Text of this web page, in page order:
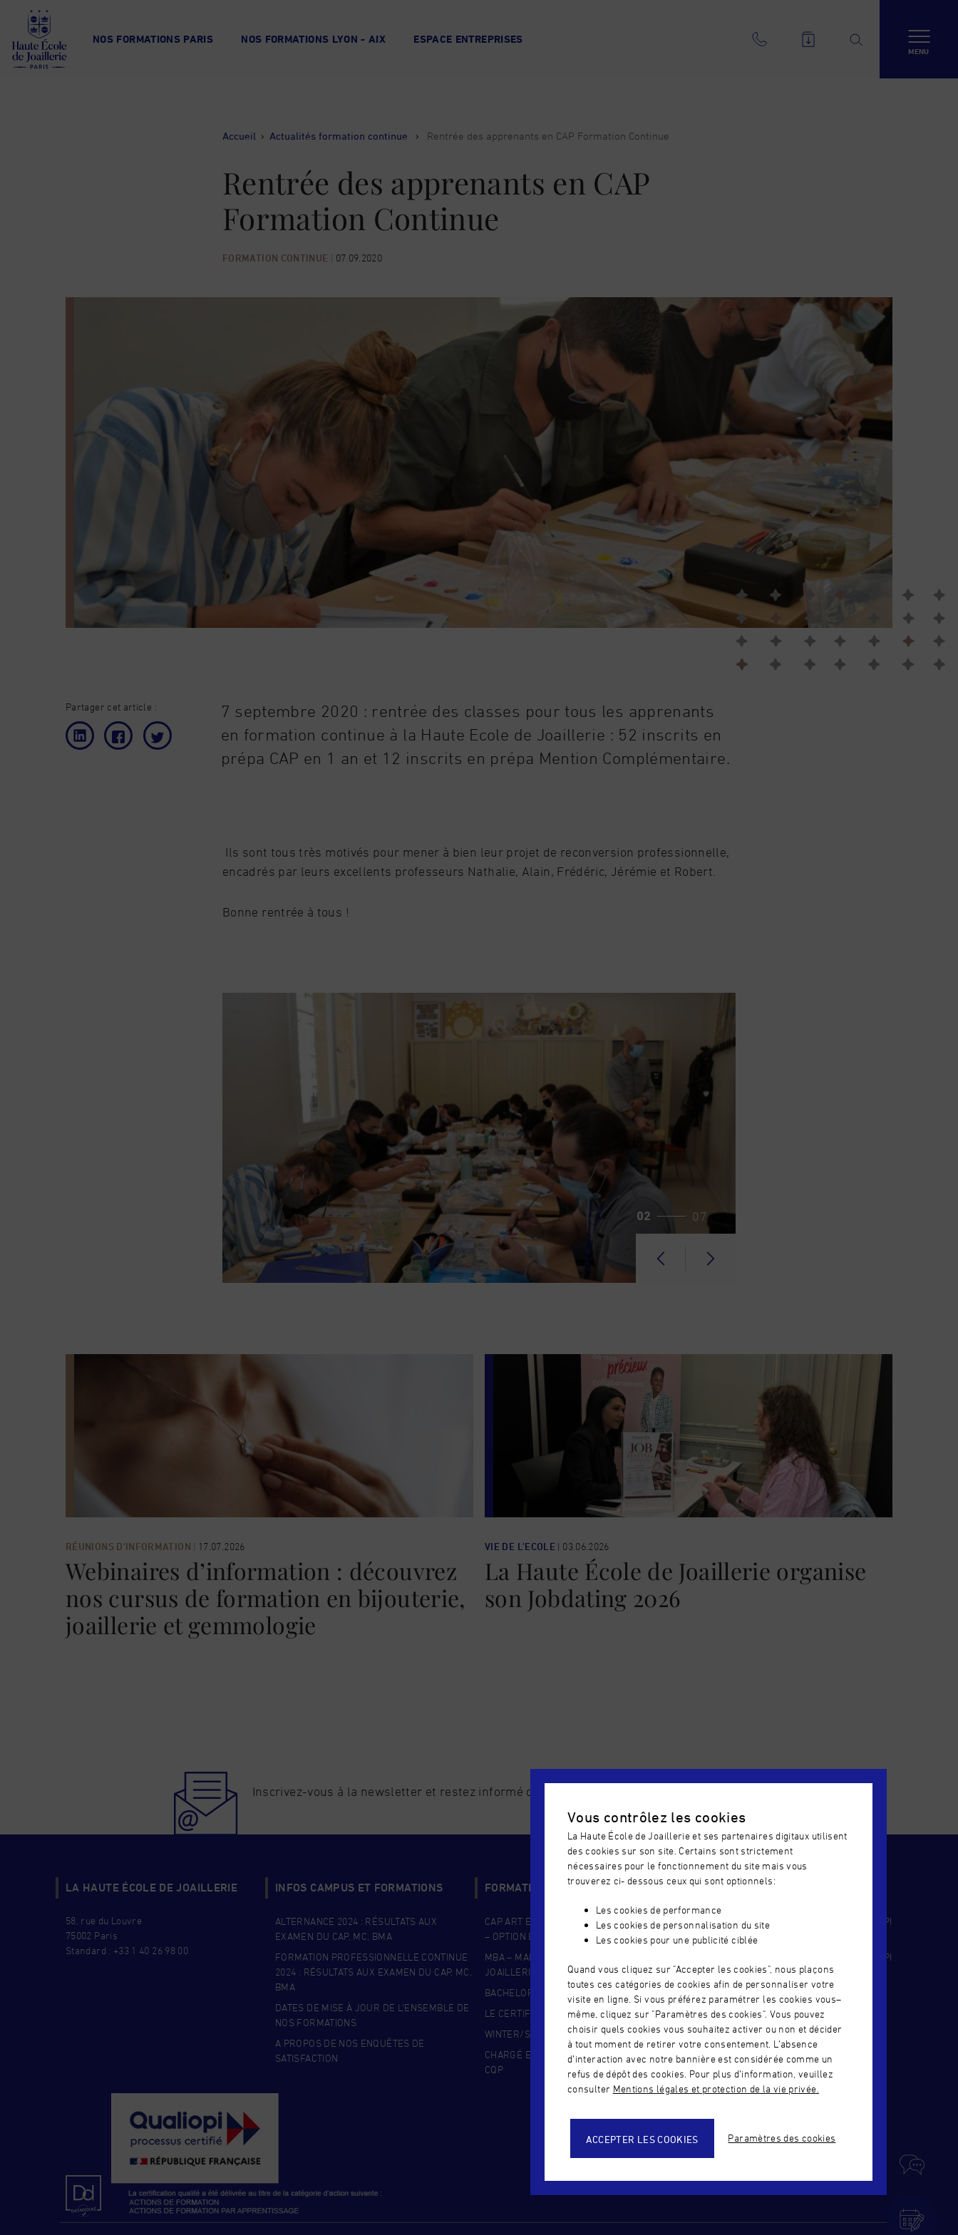
Haute
École
de
Joaillerie
NOS FORMATIONS PARIS NOS FORMATIONS LYON - AIX ESPACE ENTREPRISES
MENU
Accueil › Actualités formation continue › Rentrée des apprenants en CAP Formation Continue
Rentrée des apprenants en CAP
Formation Continue
FORMATION CONTINUE | 07.09.2020
Partager cet article :
7 septembre 2020 : rentrée des classes pour tous les apprenants
en formation continue à la Haute Ecole de Joaillerie : 52 inscrits en
prépa CAP en 1 an et 12 inscrits en prépa Mention Complémentaire.
Ils sont tous très motivés pour mener à bien leur projet de reconversion professionnelle,
encadrés par leurs excellents professeurs Nathalie, Alain, Frédéric, Jérémie et Robert.
Bonne rentrée à tous !
02
07
RÉUNIONS D'INFORMATION | 17.07.2026
Webinaires d’information : découvrez
nos cursus de formation en bijouterie,
joaillerie et gemmologie
VIE DE L'ECOLE | 03.06.2026
La Haute École de Joaillerie organise
son Jobdating 2026
Inscrivez-vous à la newsletter et restez informé de l'actualité de l'école
LA HAUTE ÉCOLE DE JOAILLERIE
58, rue du Louvre
75002 Paris
Standard : +33 1 40 26 98 00
INFOS CAMPUS ET FORMATIONS
ALTERNANCE 2024 : RÉSULTATS AUX
EXAMEN DU CAP, MC, BMA
FORMATION PROFESSIONNELLE CONTINUE
2024 : RÉSULTATS AUX EXAMEN DU CAP, MC,
BMA
DATES DE MISE À JOUR DE L’ENSEMBLE DE
NOS FORMATIONS
A PROPOS DE NOS ENQUÊTES DE
SATISFACTION
FORMATIONS COUP DE COEUR
CAP ART ET TECHNIQUES DE LA BIJOUTERIE
– OPTION BIJOUTERIE
MBA – MANAGEMENT DE LA BIJOUTERIE-
JOAILLERIE
BACHELOR DESIGN BIJOU
LE CERTIFICAT SUPÉRIEUR JOAILLIER – CSJ
WINTER/SUMMER – BIJOUTERIE
CHARGÉ EN GEMMOLOGIE APPLIQUÉE –
CQP
CERTIFICATION QUALIOPI
TÉLÉCHARGEZ NOTRE CERTIFICAT QUALIOPI
- ALTERNANCE
TÉLÉCHARGEZ NOTRE CERTIFICAT QUALIOPI
- FORMATION CONTINUE
Vous contrôlez les cookies
La Haute École de Joaillerie et ses partenaires digitaux utilisent
des cookies sur son site. Certains sont strictement
nécessaires pour le fonctionnement du site mais vous
trouverez ci- dessous ceux qui sont optionnels:
Les cookies de performance
Les cookies de personnalisation du site
Les cookies pour une publicité ciblée
Quand vous cliquez sur "Accepter les cookies", nous plaçons
toutes ces catégories de cookies afin de personnaliser votre
visite en ligne. Si vous préférez paramétrer les cookies vous–
même, cliquez sur "Paramètres des cookies". Vous pouvez
choisir quels cookies vous souhaitez activer ou non et décider
à tout moment de retirer votre consentement. L’absence
d’interaction avec notre bannière est considérée comme un
refus de dépôt des cookies. Pour plus d’information, veuillez
consulter Mentions légales et protection de la vie privée.
ACCEPTER LES COOKIES Paramètres des cookies